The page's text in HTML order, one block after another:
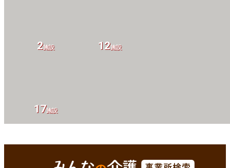
17施設
2施設 12施設